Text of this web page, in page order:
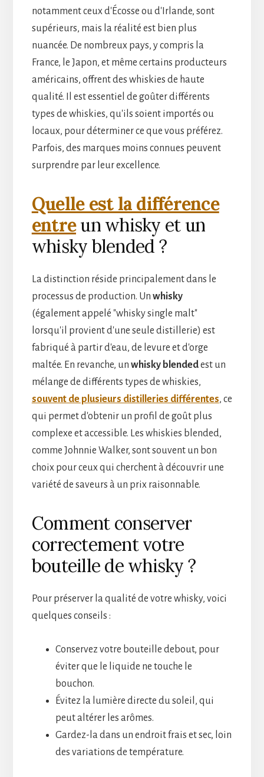
notamment ceux d'Écosse ou d'Irlande, sont
supérieurs, mais la réalité est bien plus
nuancée. De nombreux pays, y compris la
France, le Japon, et même certains producteurs
américains, offrent des whiskies de haute
qualité. Il est essentiel de goûter différents
types de whiskies, qu'ils soient importés ou
locaux, pour déterminer ce que vous préférez.
Parfois, des marques moins connues peuvent
surprendre par leur excellence.
Quelle est la différence
entreun whisky et un
whisky blended ?
La distinction réside principalement dans le
processus de production. Un whisky
(également appelé "whisky single malt"
lorsqu'il provient d'une seule distillerie) est
fabriqué à partir d'eau, de levure et d'orge
maltée. En revanche, un whisky blendedest un
mélange de différents types de whiskies,
souvent de plusieurs distilleries différentes, ce
qui permet d'obtenir un profil de goût plus
complexe et accessible. Les whiskies blended,
comme Johnnie Walker, sont souvent un bon
choix pour ceux qui cherchent à découvrir une
variété de saveurs à un prix raisonnable.
Comment conserver
correctement votre
bouteille de whisky ?
Pour préserver la qualité de votre whisky, voici
quelques conseils :
Conservez votre bouteille debout, pour
éviter que le liquide ne touche le
bouchon.
Évitez la lumière directe du soleil, qui
peut altérer les arômes.
Gardez-la dans un endroit frais et sec, loin
des variations de température.